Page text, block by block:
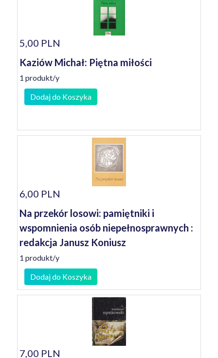
5,00 PLN
Kaziów Michał: Piętna miłości
1 produkt/y
Dodaj do Koszyka
6,00 PLN
Na przekór losowi: pamiętniki i
wspomnienia osób niepełnosprawnych :
redakcja Janusz Koniusz
1 produkt/y
Dodaj do Koszyka
7,00 PLN